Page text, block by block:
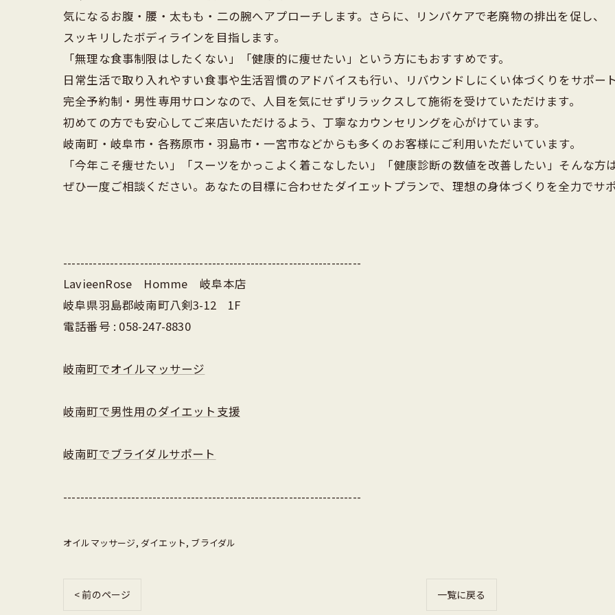
気になるお腹・腰・太もも・二の腕へアプローチします。さらに、リンパケアで老廃物の排出を促し、
スッキリしたボディラインを目指します。
「無理な食事制限はしたくない」「健康的に痩せたい」という方にもおすすめです。
日常生活で取り入れやすい食事や生活習慣のアドバイスも行い、リバウンドしにくい体づくりをサポート
完全予約制・男性専用サロンなので、人目を気にせずリラックスして施術を受けていただけます。
初めての方でも安心してご来店いただけるよう、丁寧なカウンセリングを心がけています。
岐南町・岐阜市・各務原市・羽島市・一宮市などからも多くのお客様にご利用いただいています。
「今年こそ痩せたい」「スーツをかっこよく着こなしたい」「健康診断の数値を改善したい」そんな方は
ぜひ一度ご相談ください。あなたの目標に合わせたダイエットプランで、理想の身体づくりを全力でサポ
----------------------------------------------------------------------
LavieenRose Homme 岐阜本店
岐阜県羽島郡岐南町八剣3-12 1F
電話番号 : 058-247-8830
岐南町でオイルマッサージ
岐南町で男性用のダイエット支援
岐南町でブライダルサポート
----------------------------------------------------------------------
オイルマッサージ ダイエット ブライダル
< 前のページ 一覧に戻る